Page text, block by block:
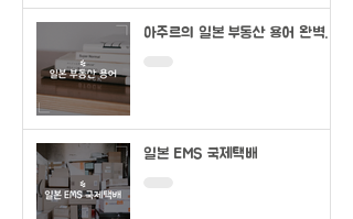
아주르의 일본 부동산 용어 완벽정
일본 EMS 국제택배